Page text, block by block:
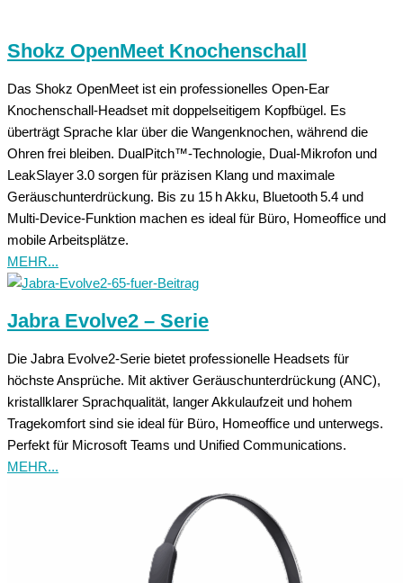
Shokz OpenMeet Knochenschall
Das Shokz OpenMeet ist ein professionelles Open-Ear
Knochenschall-Headset mit doppelseitigem Kopfbügel. Es
überträgt Sprache klar über die Wangenknochen, während die
Ohren frei bleiben. DualPitch™-Technologie, Dual-Mikrofon und
LeakSlayer 3.0 sorgen für präzisen Klang und maximale
Geräuschunterdrückung. Bis zu 15 h Akku, Bluetooth 5.4 und
Multi-Device-Funktion machen es ideal für Büro, Homeoffice und
mobile Arbeitsplätze.
MEHR...
Jabra Evolve2 – Serie
Die Jabra Evolve2-Serie bietet professionelle Headsets für
höchste Ansprüche. Mit aktiver Geräuschunterdrückung (ANC),
kristallklarer Sprachqualität, langer Akkulaufzeit und hohem
Tragekomfort sind sie ideal für Büro, Homeoffice und unterwegs.
Perfekt für Microsoft Teams und Unified Communications.
MEHR...